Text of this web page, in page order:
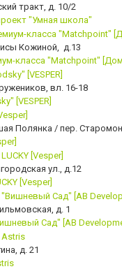
тракт, д. 10/2
"Умная школа"
Кожиной, д.13
класса "Matchpoint"
вл. 16-18
[VESPER]
Полянка / пер.
ул., д.12
[Vesper]
д. 1
Сад" [AB
д. 21